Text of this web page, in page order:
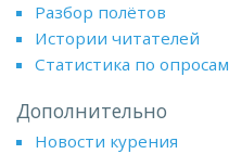
Разбор полётов
Истории читателей
Статистика по
Дополнительно
Новости курения